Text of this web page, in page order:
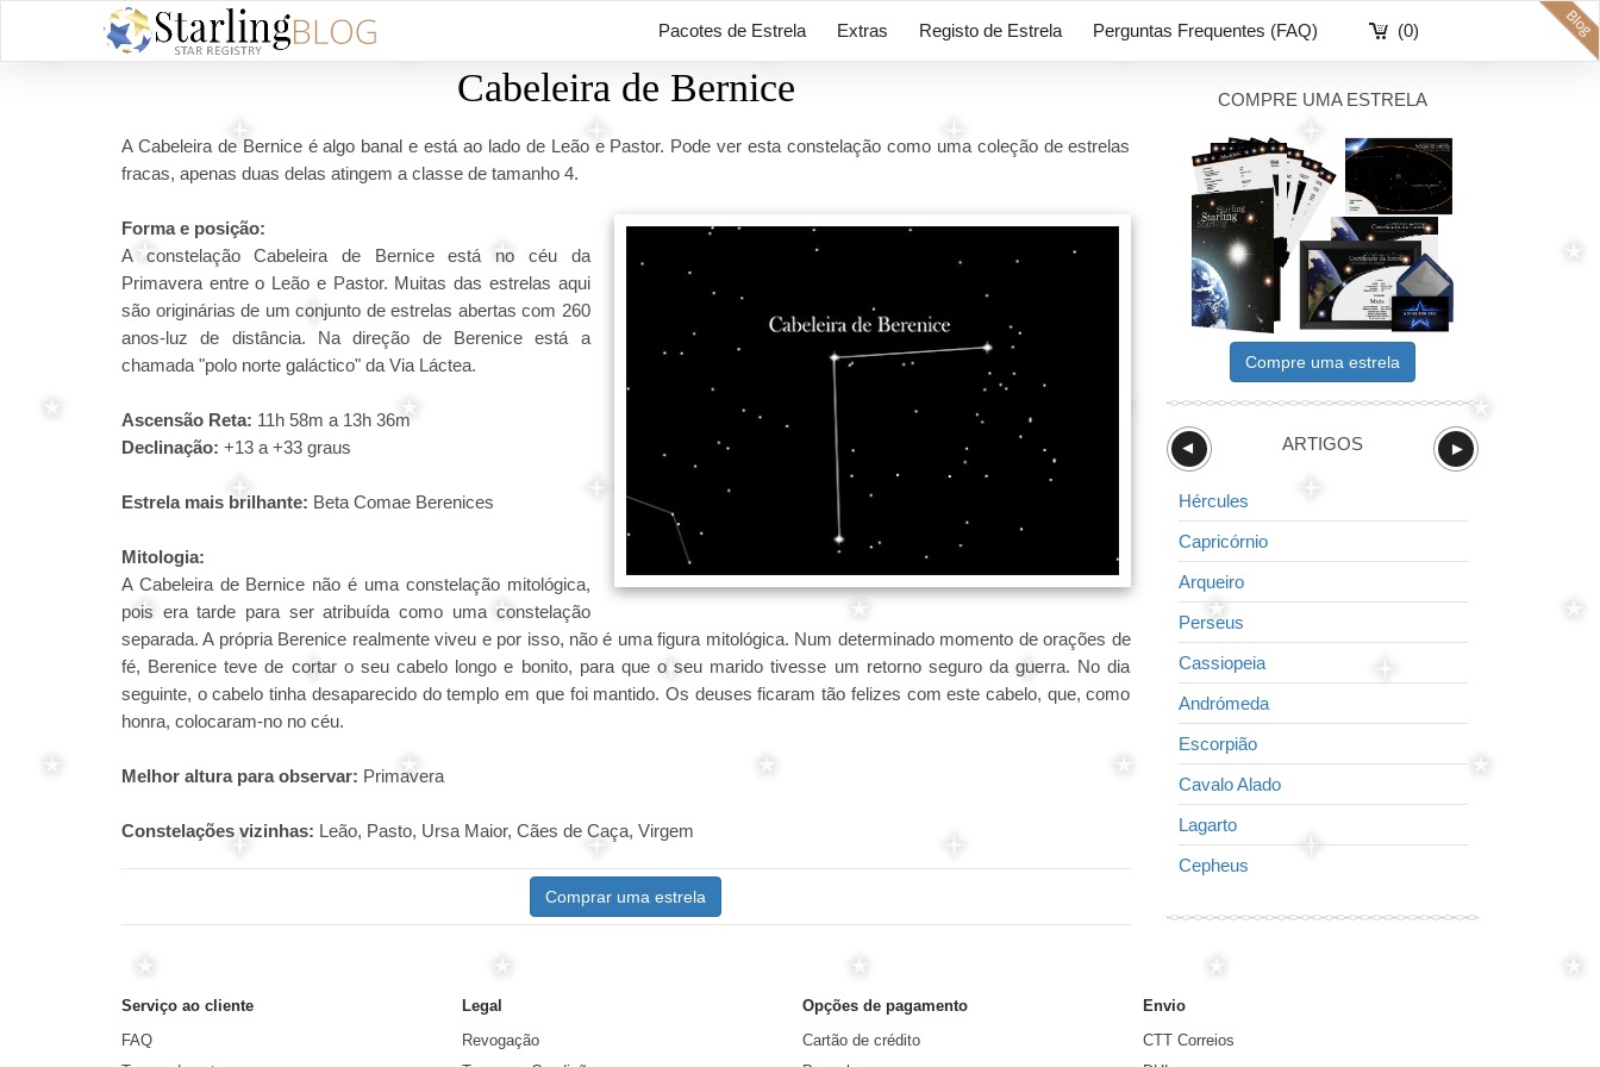
(0)
Pacotes de Estrela Extras Registo de Estrela Perguntas Frequentes (FAQ)
Cabeleira de Bernice
A Cabeleira de Bernice é algo banal e está ao lado de Leão e Pastor. Pode ver esta constelação como uma coleção de estrelas
fracas, apenas duas delas atingem a classe de tamanho 4.
Forma e posição:
A constelação Cabeleira de Bernice está no céu da
Primavera entre o Leão e Pastor. Muitas das estrelas aqui
são originárias de um conjunto de estrelas abertas com 260
anos-luz de distância. Na direção de Berenice está a
chamada "polo norte galáctico" da Via Láctea.
Ascensão Reta: 11h 58m a 13h 36m
Declinação: +13 a +33 graus
Estrela mais brilhante: Beta Comae Berenices
Mitologia:
A Cabeleira de Bernice não é uma constelação mitológica,
pois era tarde para ser atribuída como uma constelação
separada. A própria Berenice realmente viveu e por isso, não é uma figura mitológica. Num determinado momento de orações de
fé, Berenice teve de cortar o seu cabelo longo e bonito, para que o seu marido tivesse um retorno seguro da guerra. No dia
seguinte, o cabelo tinha desaparecido do templo em que foi mantido. Os deuses ficaram tão felizes com este cabelo, que, como
honra, colocaram-no no céu.
Melhor altura para observar: Primavera
Constelações vizinhas: Leão, Pasto, Ursa Maior, Cães de Caça, Virgem
Comprar uma estrela
COMPRE UMA ESTRELA
Compre uma estrela
ARTIGOS ►
►
Hércules
Capricórnio
Arqueiro
Perseus
Cassiopeia
Andrómeda
Escorpião
Cavalo Alado
Lagarto
Cepheus
Serviço ao cliente
FAQ
Legal
Revogação
Opções de pagamento
Cartão de crédito
Envio
CTT Correios